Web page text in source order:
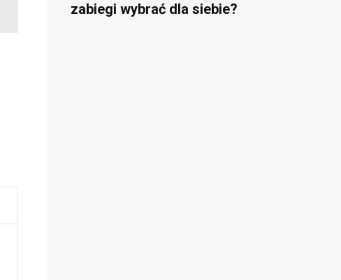
zabiegi wybrać dla siebie?